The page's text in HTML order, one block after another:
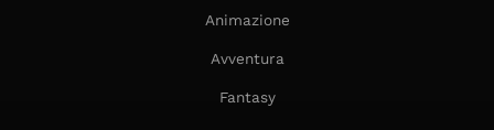
Animazione
Avventura
Fantasy